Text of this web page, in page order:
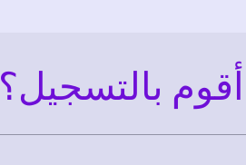
بالتسجيل؟